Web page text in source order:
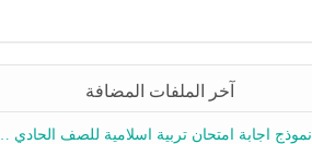
آخر الملفات المضافة
نموذج اجابة امتحان تربية اسلامية للصف الحادي عشر الفصل الثاني 2025-2026